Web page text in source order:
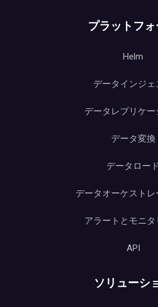
プラットフ
Helm
データインジェ
データレプリケー
データ変換
データロード
データオーケストレ
アラートとモニタ
API
ソリューシ